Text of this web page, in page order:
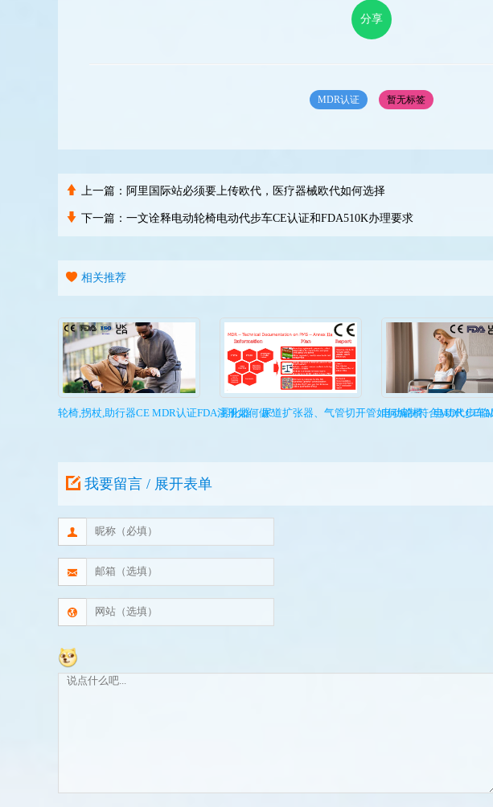
分享
MDR认证 暂无标签
上一篇： 阿里国际站必须要上传欧代，医疗器械欧代如何选择
下一篇： 一文诠释电动轮椅电动代步车CE认证和FDA510K办理要求
相关推荐
轮椅,拐杖,助行器CE MDR认证FDA注册如何做?雾化器、尿道扩张器、气管切开管如何编制符合MDR CE
电动轮椅、电动代步车
我要留言 / 展开表单